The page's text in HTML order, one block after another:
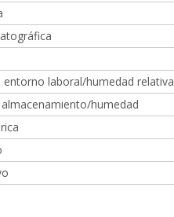
entorno laboral/humedad relativa
humedad